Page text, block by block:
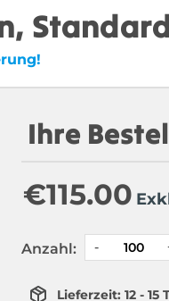
Ihre
€115.00
Anzahl:
Lieferzeit: 12 - 15